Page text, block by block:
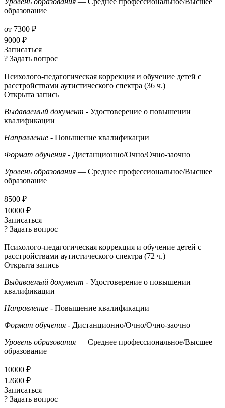
образование
от 7300 ₽
9000 ₽
Записаться
? Задать вопрос
Психолого-педагогическая коррекция и обучение детей с
расстройствами аутистического спектра (36 ч.)
Открыта запись
Выдаваемый документ - Удостоверение о повышении
квалификации
Направление - Повышение квалификации
Формат обучения - Дистанционно/Очно/Очно-заочно
Уровень образования — Среднее профессиональное/Высшее
образование
8500 ₽
10000 ₽
Записаться
? Задать вопрос
Психолого-педагогическая коррекция и обучение детей с
расстройствами аутистического спектра (72 ч.)
Открыта запись
Выдаваемый документ - Удостоверение о повышении
квалификации
Направление - Повышение квалификации
Формат обучения - Дистанционно/Очно/Очно-заочно
Уровень образования — Среднее профессиональное/Высшее
образование
10000 ₽
12600 ₽
Записаться
? Задать вопрос